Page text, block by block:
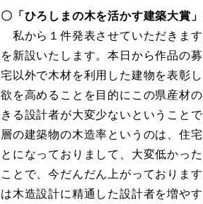
〇「ひろしまの木を活かす建築大賞
私から１件発表させていただきま
を新設いたします。本日から作品の
宅以外で木材を利用した建物を表彰
欲を高めることを目的にこの県産材
きる設計者が大変少ないということ
層の建築物の木造率というのは、住
とになっておりまして、大変低かっ
ことで、今だんだん上がっておりま
は木造設計に精通した設計者を増や